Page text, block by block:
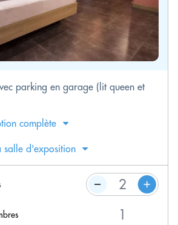
parking en garage (lit queen et
complète
salle d'exposition